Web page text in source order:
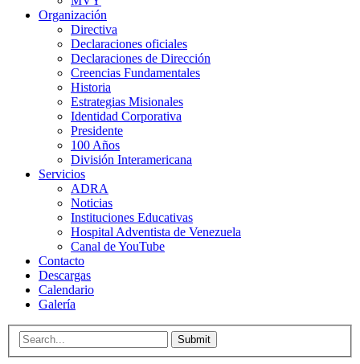
Organización
Directiva
Declaraciones oficiales
Declaraciones de Dirección
Creencias Fundamentales
Historia
Estrategias Misionales
Identidad Corporativa
Presidente
100 Años
División Interamericana
Servicios
ADRA
Noticias
Instituciones Educativas
Hospital Adventista de Venezuela
Canal de YouTube
Contacto
Descargas
Calendario
Galería
Submit